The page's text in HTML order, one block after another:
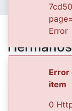
Gabinete
Error
Error
item
0